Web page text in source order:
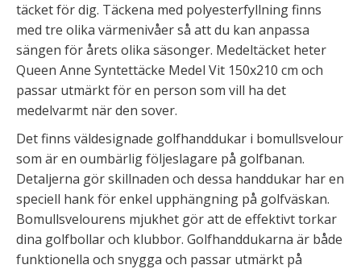
täcket för dig. Täckena med polyesterfyllning finns
med tre olika värmenivåer så att du kan anpassa
sängen för årets olika säsonger. Medeltäcket heter
Queen Anne Syntettäcke Medel Vit 150x210 cm och
passar utmärkt för en person som vill ha det
medelvarmt när den sover.
Det finns väldesignade golfhanddukar i bomullsvelour
som är en oumbärlig följeslagare på golfbanan.
Detaljerna gör skillnaden och dessa handdukar har en
speciell hank för enkel upphängning på golfväskan.
Bomullsvelourens mjukhet gör att de effektivt torkar
dina golfbollar och klubbor. Golfhanddukarna är både
funktionella och snygga och passar utmärkt på